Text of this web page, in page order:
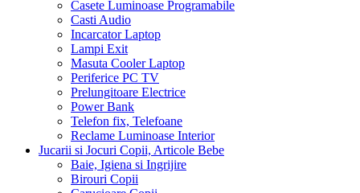
Casete Luminoase Programabile
Casti Audio
Incarcator Laptop
Lampi Exit
Masuta Cooler Laptop
Periferice PC TV
Prelungitoare Electrice
Power Bank
Telefon fix, Telefoane
Reclame Luminoase Interior
Jucarii si Jocuri Copii, Articole Bebe
Baie, Igiena si Ingrijire
Birouri Copii